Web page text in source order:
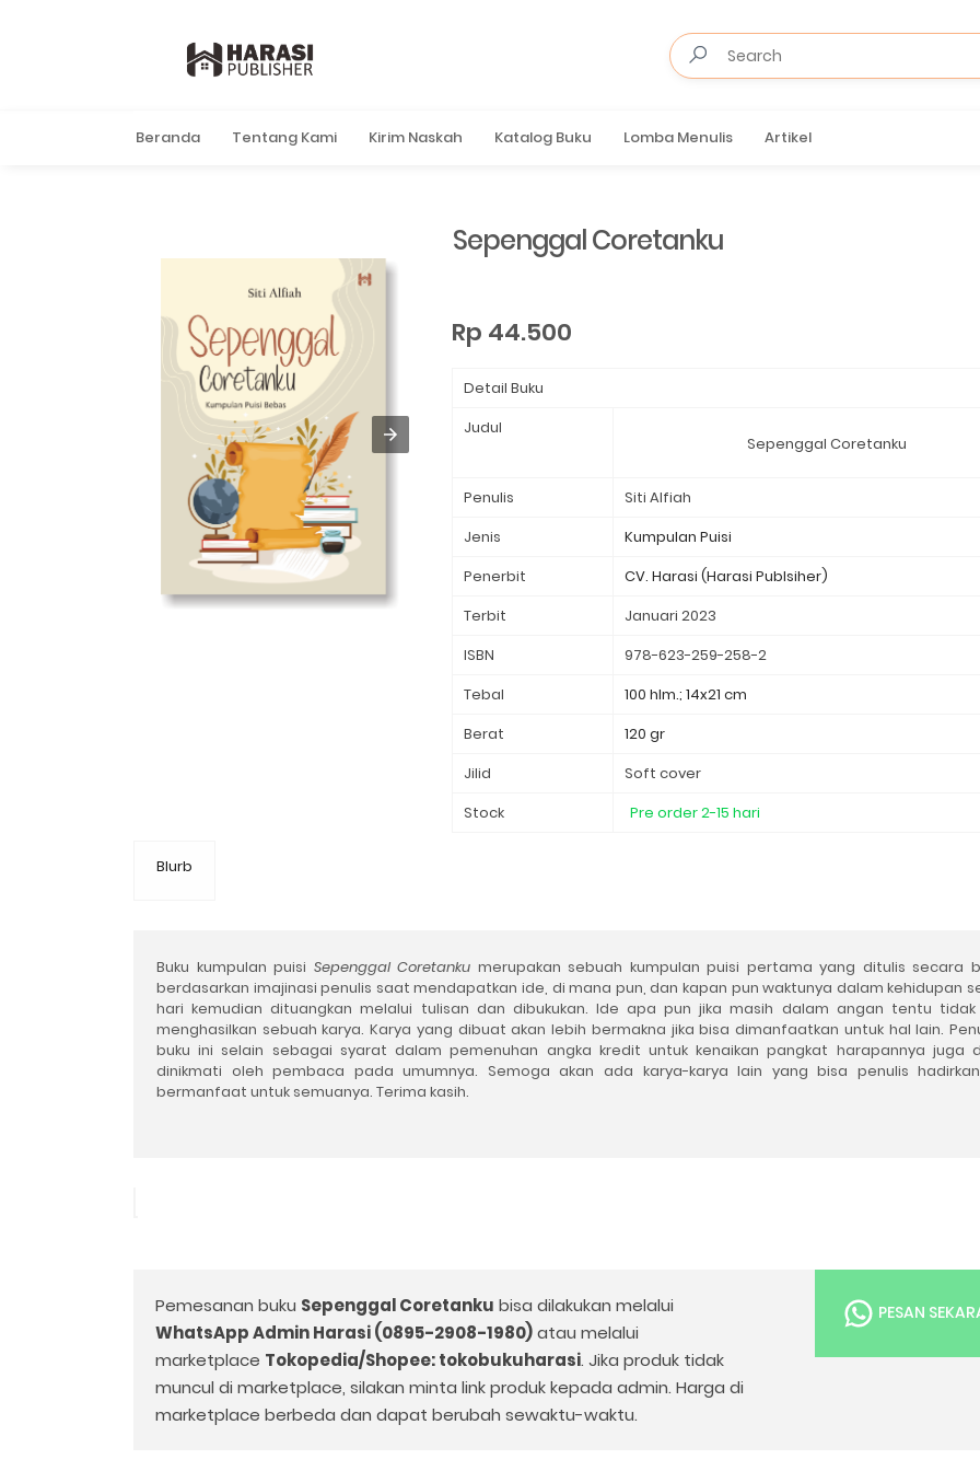
Beranda Tentang Kami Kirim Naskah Katalog Buku Lomba Menulis Artikel
Sepenggal Coretanku
Rp 44.500
Detail Buku
Judul
Sepenggal Coretanku
Penulis
Siti Alfiah
Jenis
Kumpulan Puisi
Penerbit
CV. Harasi (Harasi Publsiher)
Terbit
Januari 2023
ISBN
978-623-259-258-2
Tebal
100 hlm.; 14x21 cm
Berat
120 gr
Jilid
Soft cover
Stock
Pre order 2-15 hari
Blurb
Buku kumpulan puisi Sepenggal Coretanku merupakan sebuah kumpulan puisi pertama yang ditulis secara
berdasarkan imajinasi penulis saat mendapatkan ide, di mana pun, dan kapan pun waktunya dalam kehidupan
hari kemudian dituangkan melalui tulisan dan dibukukan. Ide apa pun jika masih dalam angan tentu tidak
menghasilkan sebuah karya. Karya yang dibuat akan lebih bermakna jika bisa dimanfaatkan untuk hal lain.
buku ini selain sebagai syarat dalam pemenuhan angka kredit untuk kenaikan pangkat harapannya juga
dinikmati oleh pembaca pada umumnya. Semoga akan ada karya-karya lain yang bisa penulis
bermanfaat untuk semuanya. Terima kasih.
Pemesanan buku Sepenggal Coretanku bisa dilakukan melalui
WhatsApp Admin Harasi (0895-2908-1980)atau melalui
marketplace Tokopedia/Shopee: tokobukuharasi. Jika produk tidak
muncul di marketplace, silakan minta link produk kepada admin. Harga di
marketplace berbeda dan dapat berubah sewaktu-waktu.
PESAN